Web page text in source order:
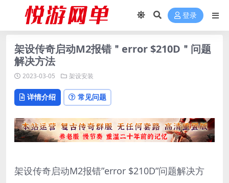
登录
架设传奇启动M2报错＂error $210D＂问题
解决方法
2023-03-05 架设安装
详情介绍 常见问题
架设传奇启动M2报错”error $210D”问题解决方